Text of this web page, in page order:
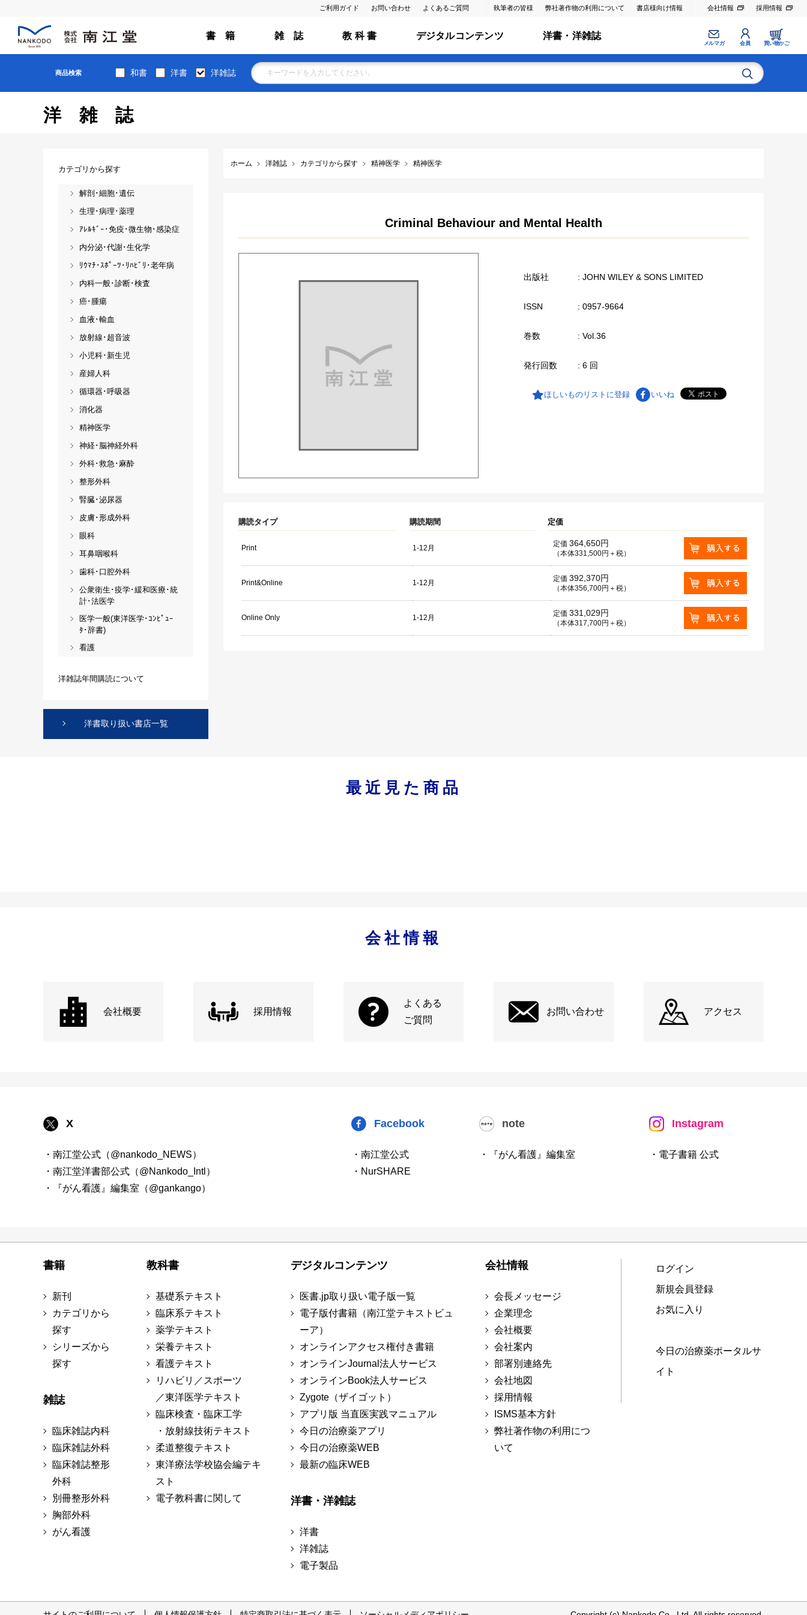
ご利用ガイド お問い合わせ よくあるご質問 執筆者の皆様 弊社著作物の利用について 書店様向け情報 会社情報 採用情報
書 籍 雑 誌 教 科 書 デジタルコンテンツ 洋書・洋雑誌
メルマガ 会員 買い物かご
商品検索 和書 洋書 洋雑誌
洋雑誌
ホーム 洋雑誌 カテゴリから探す 精神医学 精神医学
Criminal Behaviour and Mental Health
出版社 : JOHN WILEY & SONS LIMITED
ISSN : 0957-9664
巻数 : Vol.36
発行回数 : 6 回
ほしいものリストに登録 いいね
購読タイプ 購読期間 定価
Print 1-12月 定価 364,650円
（本体331,500円＋税）
Print&Online 1-12月 定価 392,370円
（本体356,700円＋税）
Online Only 1-12月 定価 331,029円
（本体317,700円＋税）
カテゴリから探す
解剖･細胞･遺伝
生理･病理･薬理
ｱﾚﾙｷﾞｰ･免疫･微生物･感染症
内分泌･代謝･生化学
ﾘｳﾏﾁ･ｽﾎﾟｰﾂ･ﾘﾊﾋﾞﾘ･老年病
内科一般･診断･検査
癌･腫瘍
血液･輸血
放射線･超音波
小児科･新生児
産婦人科
循環器･呼吸器
消化器
精神医学
神経･脳神経外科
外科･救急･麻酔
整形外科
腎臓･泌尿器
皮膚･形成外科
眼科
耳鼻咽喉科
歯科･口腔外科
公衆衛生･疫学･緩和医療･統
計･法医学
医学一般(東洋医学･ｺﾝﾋﾟｭｰ
ﾀ･辞書)
看護
洋雑誌年間購読について
洋書取り扱い書店一覧
最近見た商品
会社情報
会社概要 採用情報
よくある
ご質問
お問い合わせ アクセス
X
・南江堂公式（@nankodo_NEWS）
・南江堂洋書部公式（@Nankodo_Intl）
・『がん看護』編集室（@gankango）
Facebook
・南江堂公式
・NurSHARE
note
・『がん看護』編集室
Instagram
・電子書籍 公式
書籍
新刊
カテゴリから
探す
シリーズから
探す
雑誌
臨床雑誌内科
臨床雑誌外科
臨床雑誌整形
外科
別冊整形外科
胸部外科
がん看護
教科書
基礎系テキスト
臨床系テキスト
薬学テキスト
栄養テキスト
看護テキスト
リハビリ／スポーツ
／東洋医学テキスト
臨床検査・臨床工学
・放射線技術テキスト
柔道整復テキスト
東洋療法学校協会編テキ
スト
電子教科書に関して
デジタルコンテンツ
医書.jp取り扱い電子版一覧
電子版付書籍（南江堂テキストビュ
ーア）
オンラインアクセス権付き書籍
オンラインJournal法人サービス
オンラインBook法人サービス
Zygote（ザイゴット）
アプリ版 当直医実践マニュアル
今日の治療薬アプリ
今日の治療薬WEB
最新の臨床WEB
洋書・洋雑誌
洋書
洋雑誌
電子製品
会社情報
会長メッセージ
企業理念
会社概要
会社案内
部署別連絡先
会社地図
採用情報
ISMS基本方針
弊社著作物の利用につ
いて
ログイン
新規会員登録
お気に入り
今日の治療薬ポータルサ
イト